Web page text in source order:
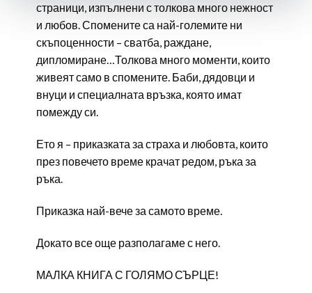
страници, изпълнени с толкова много нежност
и любов. Спомените са най-големите ни
скъпоценности – сватба, раждане,
дипломиране…Толкова много моменти, които
живеят само в спомените. Баби, дядовци и
внуци и специалната връзка, която имат
помежду си.
Ето я – приказката за страха и любовта, които
през повечето време крачат редом, ръка за
ръка.
Приказка най-вече за самото време.
Докато все още разполагаме с него.
МАЛКА КНИГА С ГОЛЯМО СЪРЦЕ!